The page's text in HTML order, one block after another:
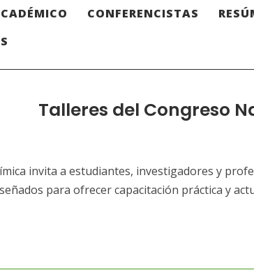
CONFERENCISTAS
Talleres del Congreso
invita a estudiantes, investigadores y
para ofrecer capacitación práctica y